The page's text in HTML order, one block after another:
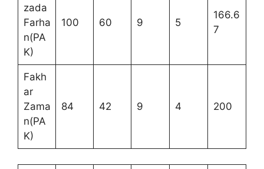
zada
Farha
n(PA
K)
100 60 9 5
166.6
7
Fakh
ar
Zama
n(PA
K)
84 42 9 4 200